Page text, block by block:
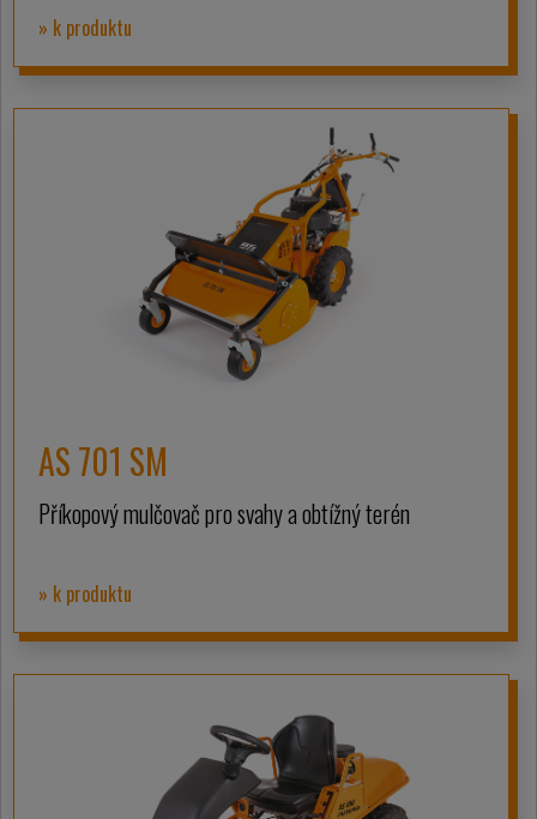
» k produktu
AS 701 SM
Příkopový mulčovač pro svahy a obtížný terén
» k produktu